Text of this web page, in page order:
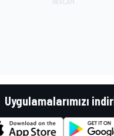
Uygulamalarımızı